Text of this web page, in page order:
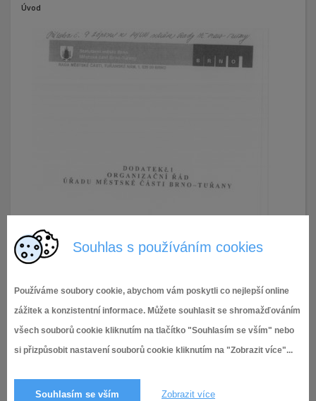
Souhlas s používáním cookies
Používáme soubory cookie, abychom vám poskytli co nejlepší online
zážitek a konzistentní informace. Můžete souhlasit se shromažďováním
všech souborů cookie kliknutím na tlačítko "Souhlasím se vším" nebo
si přizpůsobit nastavení souborů cookie kliknutím na "Zobrazit více"...
Souhlasím se vším Zobrazit více
Úvod